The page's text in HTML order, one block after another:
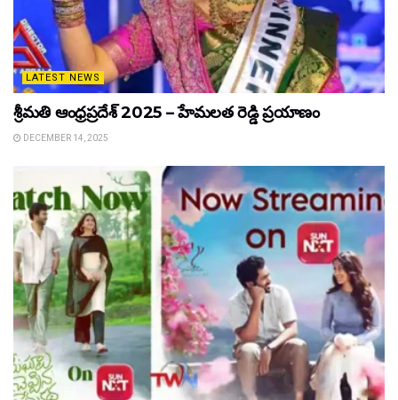
LATEST NEWS
శ్రీమతి ఆంధ్రప్రదేశ్ 2025 – హేమలత రెడ్డి ప్రయాణం
DECEMBER 14, 2025